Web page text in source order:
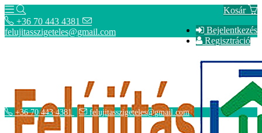
Kosár
Bejelentkezés
Regisztráció
+36 70 443 4381
felujitasszigeteles@gmail.com
+36 70 443 4381 felujitasszigeteles@gmail.com